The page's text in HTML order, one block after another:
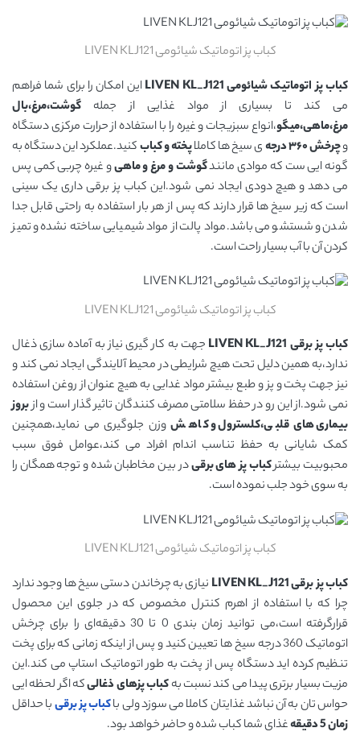
کباب پز اتوماتیک شیائومی LIVEN KLJ121
کباب پز اتوماتیک شیائومی LIVEN KL_J121
این امکان را برای شما فراهم
می کند تا بسیاری از مواد غذایی از جمله گوشت،مرغ،بال
مرغ،ماهی،میگو،انواع سبزیجات و غیره را با استفاده از حرارت مرکزی دستگاه
وچرخش ۳۶۰ درجه ی سیخ ها کاملاپخته و کبابکنید.عملکرد این دستگاه به
گونه ایی ست که موادی مانندگوشت و مرغ و ماهیو غیره چربی کمی پس
می دهد و هیچ دودی ایجاد نمی شود.این کباب پز برقی داری یک سینی
است که زیر سیخ ها قرار دارند که پس از هر بار استفاده به راحتی قابل جدا
شدن و شستشو می باشد.مواد پالت از مواد شیمیایی ساخته نشده و تمیز
کردن آن با آب بسیار راحت است.
کباب پز اتوماتیک شیائومی LIVEN KLJ121
کباب پز برقی LIVEN KL_J121
جهت به کار گیری نیاز به آماده سازی ذغال
ندارد،به همین دلیل تحت هیچ شرایطی در محیط آلایندگی ایجاد نمی کند و
نیز جهت پخت و پز و طبع بیشتر مواد غدایی به هیچ عنوان از روغن استفاده
نمی شود.از این رو در حفظ سلامتی مصرف کنندگان تاثیر گذار است و ازبروز
بیماری های قلبی،کلسترول و کاهش وزن جلوگیری می نماید،همچنین
کمک شایانی به حفظ تناسب اندام افراد می کند،عوامل فوق سبب
محبوبیت بیشترکباب پز های برقیدر بین مخاطبان شده و توجه همگان را
به سوی خود جلب نموده است.
کباب پز اتوماتیک شیائومی LIVEN KLJ121
کباب پز برقی LIVEN KL_J121
نیازی به چرخاندن دستی سیخ ها وجود ندارد
چرا که با استفاده از اهرم کنترل مخصوص که در جلوی این محصول
قرارگرفته است،می توانید زمان بندی 0 تا 30 دقیقه‌ای را برای چرخش
اتوماتیک 360 درجه سیخ ‌ها تعیین کنید و پس از اینکه زمانی که برای پخت
تنظیم کرده اید دستگاه پس از پخت به طور اتوماتیک استاپ می کند.این
مزیت بسیار برتری پیدا می کند نسبت بهکباب پزهای ذغالیکه اگر لحظه ایی
حواس تان به آن نباشد غذایتان کاملا می سوزد ولی باکباب پز برقیبا حداقل
زمان 5 دقیقه
غذای شما کباب شده و حاضر خواهد بود.